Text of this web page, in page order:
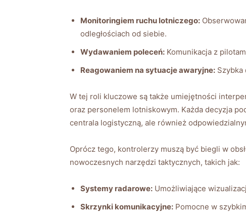
Monitoringiem ruchu lotniczego:
odległościach od siebie.
Wydawaniem poleceń: Komunikacja z
Reagowaniem na sytuacje awaryjne:
W tej roli kluczowe są także umiejętności
oraz personelem lotniskowym. Każda decyzja
centrala logistyczną, ale również
Oprócz tego, kontrolerzy muszą być biegli w
nowoczesnych narzędzi taktycznych, takich jak:
Systemy radarowe: Umożliwiające
Skrzynki komunikacyjne: Pomocne w